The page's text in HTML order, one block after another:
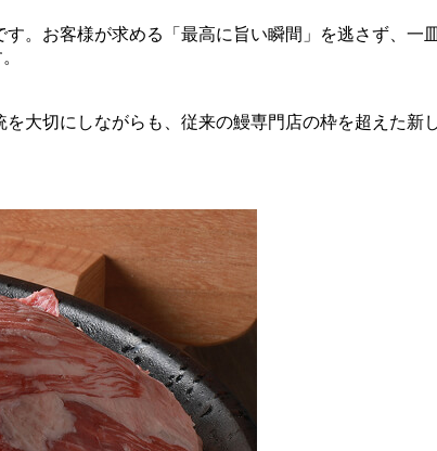
。お客様が求める「最高に旨い瞬間」を逃さず、一
大切にしながらも、従来の鰻専門店の枠を超えた新